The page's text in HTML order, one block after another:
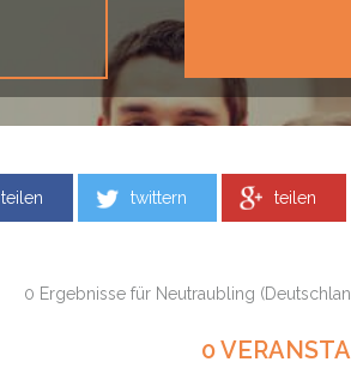
teilen twittern teilen
0 Ergebnisse für Neutraubling
0